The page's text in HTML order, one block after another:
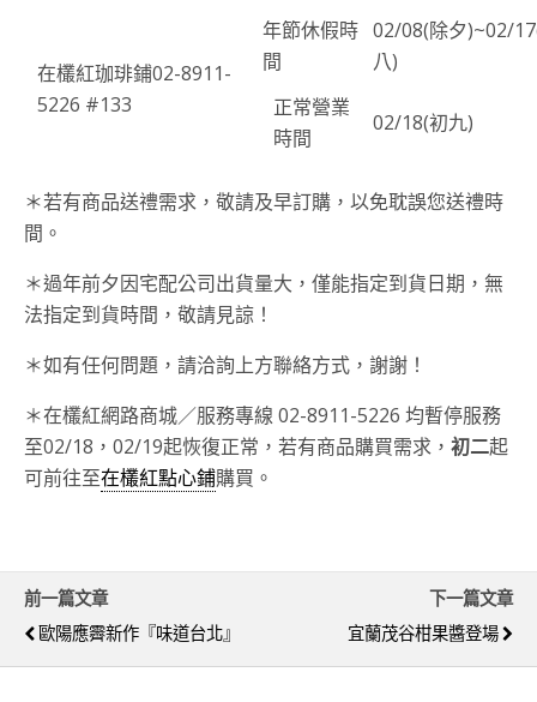
在欉紅珈琲鋪02-8911-
5226 #133
年節休假時
間
02/08(除夕)~02/
八)
正常營業
時間
02/18(初九)
＊若有商品送禮需求，敬請及早訂購，以免耽誤您送禮時
間。
＊過年前夕因宅配公司出貨量大，僅能指定到貨日期，無
法指定到貨時間，敬請見諒！
＊如有任何問題，請洽詢上方聯絡方式，謝謝！
＊在欉紅網路商城／服務專線 02-8911-5226 均暫停服務
至02/18，02/19起恢復正常，若有商品購買需求， 初二起
可前往至在欉紅點心鋪購買。
前一篇文章
歐陽應霽新作『味道台北』
下一篇文章
宜蘭茂谷柑果醬登場